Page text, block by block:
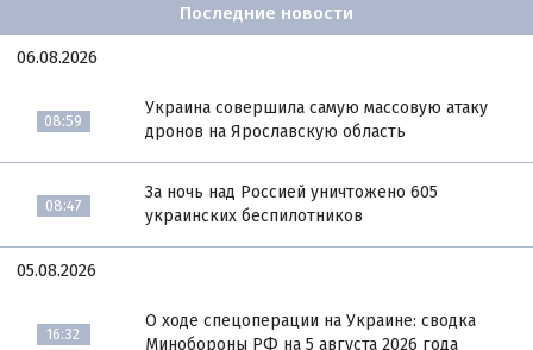
Последние новости
06.08.2026
08:59
Украина совершила самую массовую атаку
дронов на Ярославскую область
08:47
За ночь над Россией уничтожено 605
украинских беспилотников
05.08.2026
16:32
О ходе спецоперации на Украине: сводка
Минобороны РФ на 5 августа 2026 года